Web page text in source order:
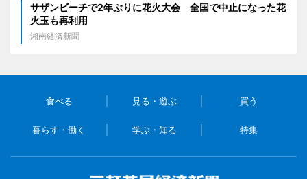
サザンビーチで2年ぶりに花火大会 全国で中止になった花
火玉も再利用
湘南経済新聞
食べる 見る・遊ぶ 買う
暮らす・働く 学ぶ・知る 特集